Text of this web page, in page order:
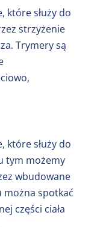
zasilanie
rynku można
głównie
i sieciowe.
w
baterii.
–
ciała warto
długości
W sklepach z
które
które służy do
strzyżenie
Trymery są
które służy do
tym możemy
wbudowane
można spotkać
części ciała